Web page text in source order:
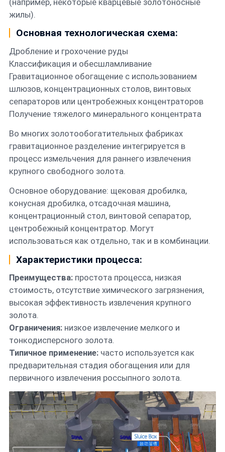
жилы).
Основная технологическая схема:
Дробление и грохочение руды
Классификация и обесшламливание
Гравитационное обогащение с использованием
шлюзов, концентрационных столов, винтовых
сепараторов или центробежных концентраторов
Получение тяжелого минерального концентрата
Во многих золотообогатительных фабриках
гравитационное разделение интегрируется в
процесс измельчения для раннего извлечения
крупного свободного золота.
Основное оборудование: щековая дробилка,
конусная дробилка, отсадочная машина,
концентрационный стол, винтовой сепаратор,
центробежный концентратор. Могут
использоваться как отдельно, так и в комбинации.
Характеристики процесса:
Преимущества: простота процесса, низкая
стоимость, отсутствие химического загрязнения,
высокая эффективность извлечения крупного
золота.
Ограничения: низкое извлечение мелкого и
тонкодисперсного золота.
Типичное применение:часто используется как
предварительная стадия обогащения или для
первичного извлечения россыпного золота.